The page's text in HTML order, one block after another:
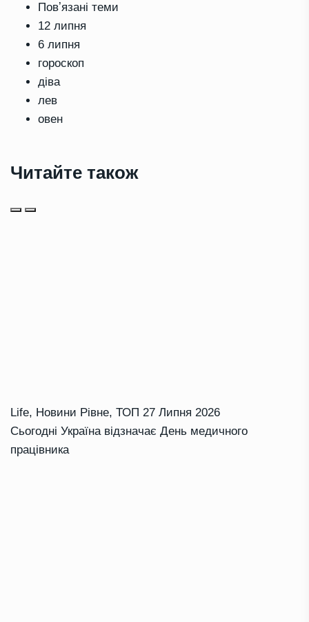
Повʼязані теми
12 липня
6 липня
гороскоп
діва
лев
овен
Читайте також
Life, Новини Рівне, ТОП 27 Липня 2026
Сьогодні Україна відзначає День медичного
працівника